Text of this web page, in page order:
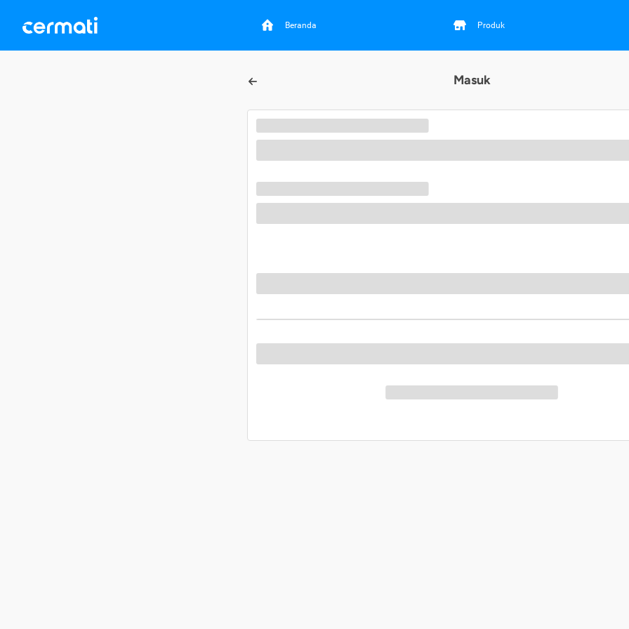
Beranda Produk
Masuk